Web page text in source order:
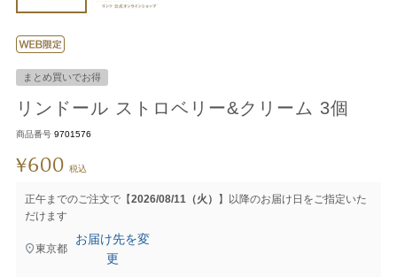
まとめ買いでお得
リンドール ストロベリー&クリーム 3個
商品番号 9701576
¥600 税込
正午までのご注文で【2026/08/11（火）
】以降のお届け日をご指定いた
だけます
東京都
お届け先を変
更